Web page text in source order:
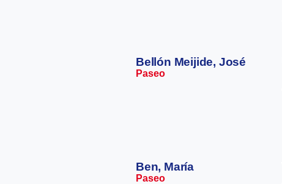
Bellón Meijide, José
Paseo
Ben, María
Paseo